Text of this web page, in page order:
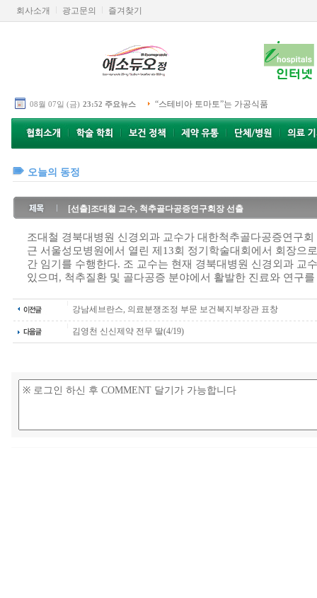
회사소개 광고문의 즐겨찾기
08월 07일 (금) 23:52 주요뉴스 “스테비아 토마토”는 가공식품
오늘의 동정
[선출]조대철 교수, 척추골다공증연구회장 선출
조대철 경북대병원 신경외과 교수가 대한척추골다공증연구
근 서울성모병원에서 열린 제13회 정기학술대회에서 회장으
간 임기를 수행한다. 조 교수는 현재 경북대병원 신경외과 교
있으며, 척추질환 및 골다공증 분야에서 활발한 진료와 연구
강남세브란스, 의료분쟁조정 부문 보건복지부장관 표창
김영천 신신제약 전무 딸(4/19)